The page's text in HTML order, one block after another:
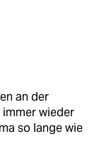
an der
wieder
so lange wie